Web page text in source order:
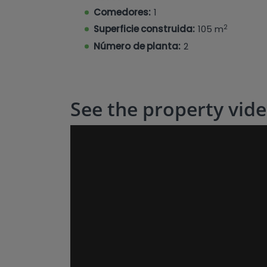
Moraira y Javea, con chiringuitos en la
de compras.
El aeropuerto de Alicante está a solo una
Comedores: 1
Superficie construida: 105 m2
Número de planta: 2
See the property